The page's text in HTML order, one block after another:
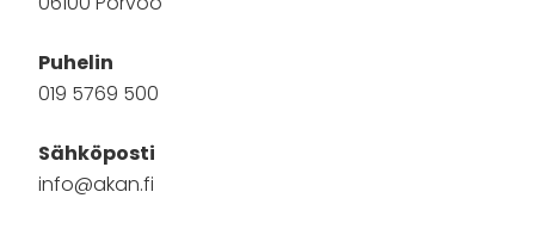
Puhelin
019 5769 500
Sähköposti
info@akan.fi